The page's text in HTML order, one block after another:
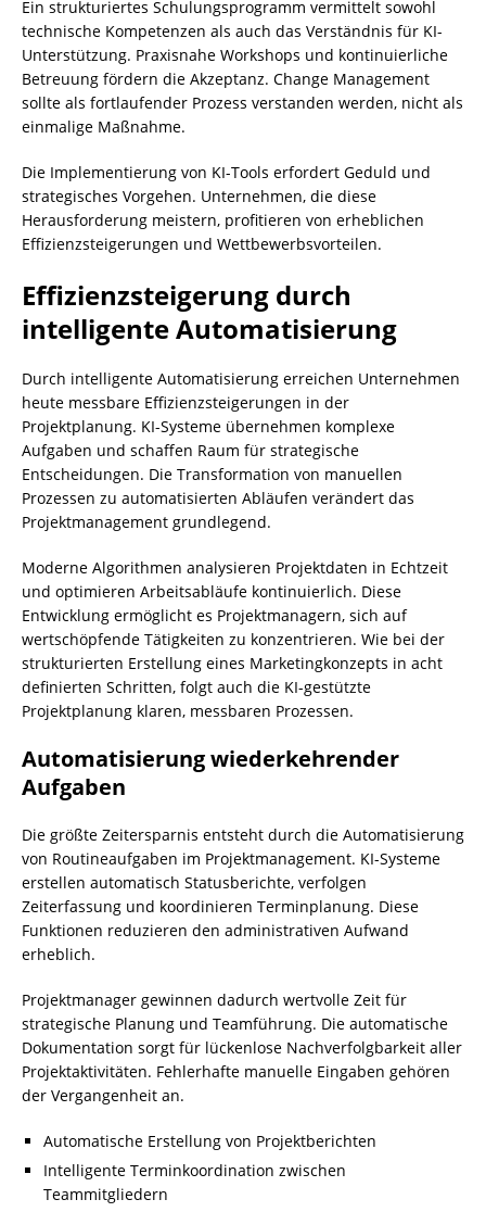
Ein strukturiertes Schulungsprogramm vermittelt sowohl
technische Kompetenzen als auch das Verständnis für KI-
Unterstützung. Praxisnahe Workshops und kontinuierliche
Betreuung fördern die Akzeptanz. Change Management
sollte als fortlaufender Prozess verstanden werden, nicht als
einmalige Maßnahme.
Die Implementierung von KI-Tools erfordert Geduld und
strategisches Vorgehen. Unternehmen, die diese
Herausforderung meistern, profitieren von erheblichen
Effizienzsteigerungen und Wettbewerbsvorteilen.
Effizienzsteigerung durch
intelligente Automatisierung
Durch intelligente Automatisierung erreichen Unternehmen
heute messbare Effizienzsteigerungen in der
Projektplanung. KI-Systeme übernehmen komplexe
Aufgaben und schaffen Raum für strategische
Entscheidungen. Die Transformation von manuellen
Prozessen zu automatisierten Abläufen verändert das
Projektmanagement grundlegend.
Moderne Algorithmen analysieren Projektdaten in Echtzeit
und optimieren Arbeitsabläufe kontinuierlich. Diese
Entwicklung ermöglicht es Projektmanagern, sich auf
wertschöpfende Tätigkeiten zu konzentrieren. Wie bei der
strukturierten Erstellung eines Marketingkonzepts in acht
definierten Schritten, folgt auch die KI-gestützte
Projektplanung klaren, messbaren Prozessen.
Automatisierung wiederkehrender
Aufgaben
Die größte Zeitersparnis entsteht durch die Automatisierung
von Routineaufgaben im Projektmanagement. KI-Systeme
erstellen automatisch Statusberichte, verfolgen
Zeiterfassung und koordinieren Terminplanung. Diese
Funktionen reduzieren den administrativen Aufwand
erheblich.
Projektmanager gewinnen dadurch wertvolle Zeit für
strategische Planung und Teamführung. Die automatische
Dokumentation sorgt für lückenlose Nachverfolgbarkeit aller
Projektaktivitäten. Fehlerhafte manuelle Eingaben gehören
der Vergangenheit an.
Automatische Erstellung von Projektberichten
Intelligente Terminkoordination zwischen
Teammitgliedern